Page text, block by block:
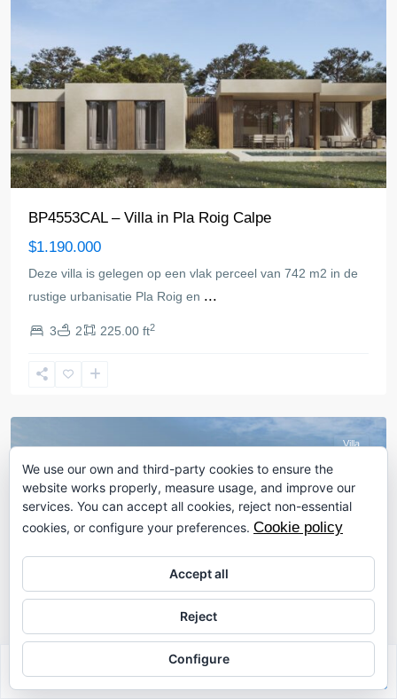
BP4553CAL – Villa in Pla Roig Calpe
$1.190.000
Deze villa is gelegen op een vlak perceel van 742 m2 in de
rustige urbanisatie Pla Roig en ...
3 2 225.00 ft2
Villa
BP8275CAL – Villa in Calpe
We use our own and third-party cookies to ensure the
website works properly, measure usage, and improve our
services. You can accept all cookies, reject non-essential
cookies, or configure your preferences. Cookie policy
Accept all
Reject
Configure